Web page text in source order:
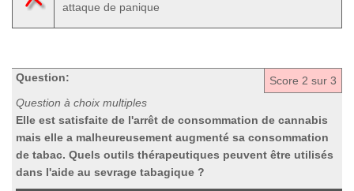
attaque de panique
Score 2 sur 3
Question:
Question à choix multiples
Elle est satisfaite de l'arrêt de consommation de cannabis
mais elle a malheureusement augmenté sa consommation
de tabac. Quels outils thérapeutiques peuvent être utilisés
dans l'aide au sevrage tabagique ?